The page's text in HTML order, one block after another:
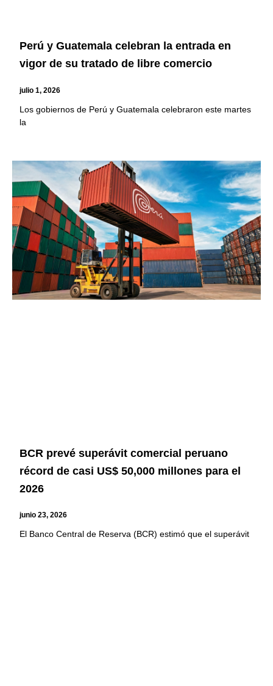
Perú y Guatemala celebran la entrada en
vigor de su tratado de libre comercio
julio 1, 2026
Los gobiernos de Perú y Guatemala celebraron este martes
la
BCR prevé superávit comercial peruano
récord de casi US$ 50,000 millones para el
2026
junio 23, 2026
El Banco Central de Reserva (BCR) estimó que el superávit